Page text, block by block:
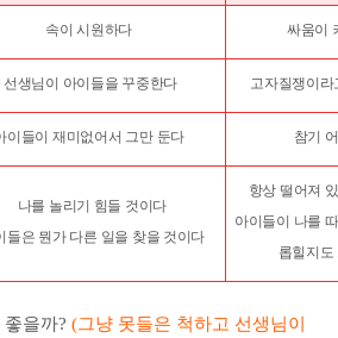
속이 시원하다 싸움이
선생님이 아이들을 꾸중한다 고자질쟁이라
이들이 재미없어서 그만 둔다 참기
나를 놀리기 힘들 것이다
들은 뭔가 다른 일을 찾을 것이다
항상 떨어져
아이들이 나를
롭힐지도
을까? (그냥 못들은 척하고 선생님이